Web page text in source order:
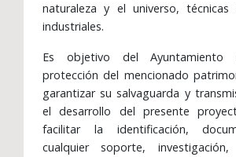
naturaleza y el universo, técnicas
industriales.
Es objetivo del Ayuntamiento
protección del mencionado
garantizar su salvaguarda y
el desarrollo del presente
facilitar la identificación,
cualquier soporte, investigación,